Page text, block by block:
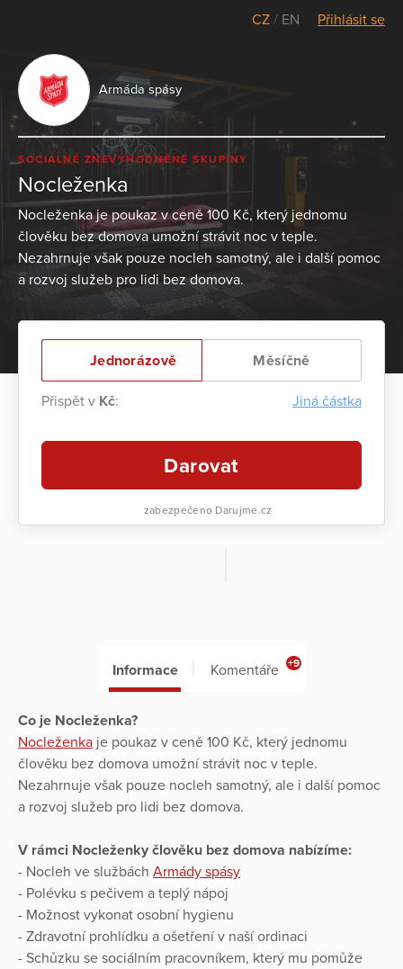
CZ / EN Přihlásit se
Armáda spásy
SOCIÁLNĚ ZNEVÝHODNĚNÉ SKUPINY
Nocleženka
Nocleženka je poukaz v ceně 100 Kč, který jednomu
člověku bez domova umožní strávit noc v teple.
Nezahrnuje však pouze nocleh samotný, ale i další pomoc
a rozvoj služeb pro lidi bez domova.
Jednorázově Měsíčně
Přispět v Kč: Jiná částka
Darovat
zabezpečeno Darujme.cz
Informace Komentáře +9
Co je Nocleženka?
Nocleženka je poukaz v ceně 100 Kč, který jednomu
člověku bez domova umožní strávit noc v teple.
Nezahrnuje však pouze nocleh samotný, ale i další pomoc
a rozvoj služeb pro lidi bez domova.
V rámci Nocleženky člověku bez domova nabízíme:
- Nocleh ve službách Armády spásy
- Polévku s pečivem a teplý nápoj
- Možnost vykonat osobní hygienu
- Zdravotní prohlídku a ošetření v naší ordinaci
- Schůzku se sociálním pracovníkem, který mu pomůže